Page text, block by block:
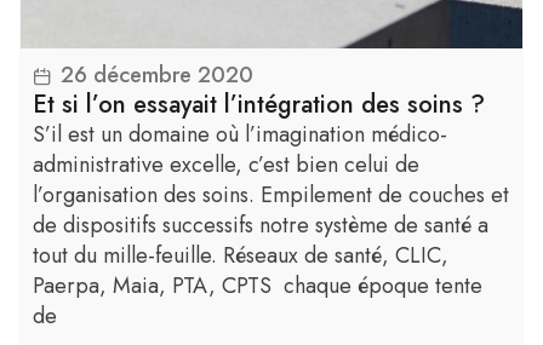
Lire la suite
26 décembre 2020
Et si l’on essayait l’intégration des soins ?
S’il est un domaine où l’imagination médico-
administrative excelle, c’est bien celui de
l’organisation des soins. Empilement de couches et
de dispositifs successifs notre système de santé a
tout du mille-feuille. Réseaux de santé, CLIC,
Paerpa, Maia, PTA, CPTS chaque époque tente
de